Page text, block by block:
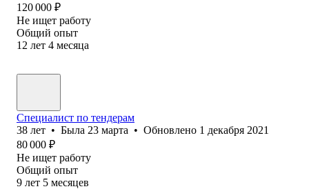
120 000 ₽
Не ищет работу
Общий опыт
12 лет 4 месяца
Специалист по тендерам
38 лет • Была 23 марта • Обновлено 1 декабря 2021
80 000 ₽
Не ищет работу
Общий опыт
9 лет 5 месяцев